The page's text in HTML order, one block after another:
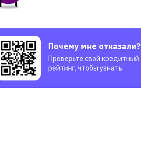
Почему мне отказали?
Проверьте свой кредитный
рейтинг, чтобы узнать.